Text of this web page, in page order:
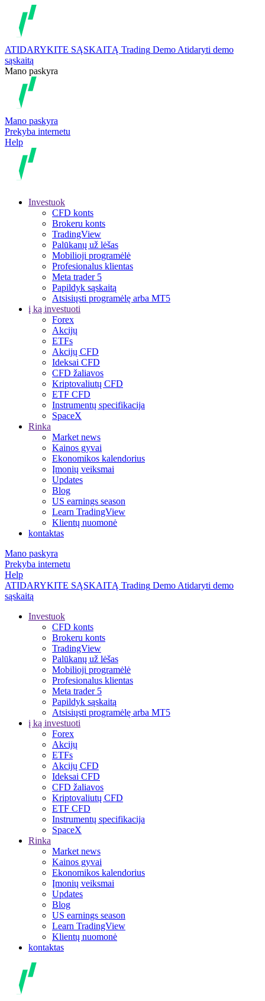
ATIDARYKITE SĄSKAITĄ Trading Demo Atidaryti demo
sąskaitą
Mano paskyra
Mano paskyra
Prekyba internetu
Help
Investuok
CFD konts
Brokeru konts
TradingView
Palūkanų už lėšas
Mobilioji programėlė
Profesionalus klientas
Meta trader 5
Papildyk sąskaitą
Atsisiųsti programėlę arba MT5
į ką investuoti
Forex
Akcijų
ETFs
Akcijų CFD
Ideksai CFD
CFD žaliavos
Kriptovaliutų CFD
ETF CFD
Instrumentų specifikacija
SpaceX
Rinka
Market news
Kainos gyvai
Ekonomikos kalendorius
Įmonių veiksmai
Updates
Blog
US earnings season
Learn TradingView
Klientų nuomonė
kontaktas
Mano paskyra
Prekyba internetu
Help
ATIDARYKITE SĄSKAITĄ Trading Demo Atidaryti demo
sąskaitą
Investuok
CFD konts
Brokeru konts
TradingView
Palūkanų už lėšas
Mobilioji programėlė
Profesionalus klientas
Meta trader 5
Papildyk sąskaitą
Atsisiųsti programėlę arba MT5
į ką investuoti
Forex
Akcijų
ETFs
Akcijų CFD
Ideksai CFD
CFD žaliavos
Kriptovaliutų CFD
ETF CFD
Instrumentų specifikacija
SpaceX
Rinka
Market news
Kainos gyvai
Ekonomikos kalendorius
Įmonių veiksmai
Updates
Blog
US earnings season
Learn TradingView
Klientų nuomonė
kontaktas